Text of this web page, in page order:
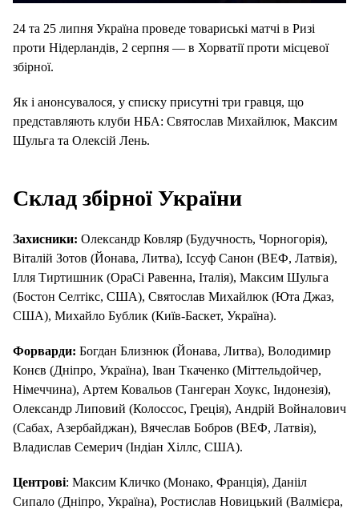
24 та 25 липня Україна проведе товариські матчі в Ризі
проти Нідерландів, 2 серпня — в Хорватії проти місцевої
збірної.
Як і анонсувалося, у списку присутні три гравця, що
представляють клуби НБА: Святослав Михайлюк, Максим
Шульга та Олексій Лень.
Склад збірної України
Захисники: Олександр Ковляр (Будучность, Чорногорія),
Віталій Зотов (Йонава, Литва), Іссуф Санон (ВЕФ, Латвія),
Ілля Тиртишник (ОраСі Равенна, Італія), Максим Шульга
(Бостон Селтікс, США), Святослав Михайлюк (Юта Джаз,
США), Михайло Бублик (Київ-Баскет, Україна).
Форварди: Богдан Близнюк (Йонава, Литва), Володимир
Конєв (Дніпро, Україна), Іван Ткаченко (Міттельдойчер,
Німеччина), Артем Ковальов (Тангеран Хоукс, Індонезія),
Олександр Липовий (Колоссос, Греція), Андрій Войналович
(Сабах, Азербайджан), Вячеслав Бобров (ВЕФ, Латвія),
Владислав Семерич (Індіан Хіллс, США).
Центрові: Максим Кличко (Монако, Франція), Данііл
Сипало (Дніпро, Україна), Ростислав Новицький (Валмієра,